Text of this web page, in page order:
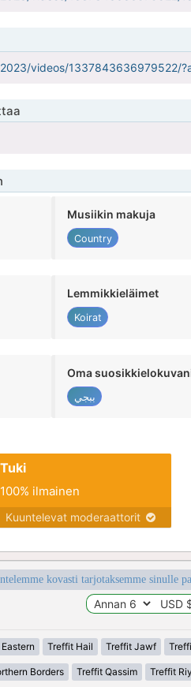
videos/1337843636979522/
Musiikin makuja
Country
Lemmikkieläimet
Koirat
Oma
ببجي
Tuki
100% ilmainen
Kuuntelevat moderaattorit
kovasti tarjotaksemme sinulle
Treffit Hail Treffit Jawf
Borders Treffit Qassim Treffit